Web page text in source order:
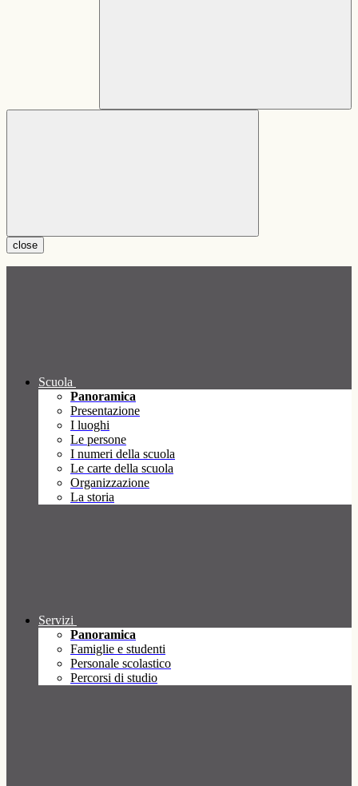
close
Scuola
Panoramica
Presentazione
I luoghi
Le persone
I numeri della scuola
Le carte della scuola
Organizzazione
La storia
Servizi
Panoramica
Famiglie e studenti
Personale scolastico
Percorsi di studio